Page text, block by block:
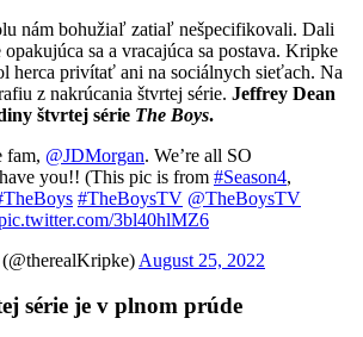
nám bohužiaľ zatiaľ nešpecifikovali. Dali
sa a vracajúca sa postava. Kripke
herca privítať ani na sociálnych sieťach. Na
z nakrúcania štvrtej série. Jeffrey Dean
štvrtej série The Boys.
fam, @JDMorgan. We’re all SO
you!! (This pic is from #Season4,
#TheBoysTV @TheBoysTV
3bl40hlMZ6
August 25, 2022
série je v plnom prúde